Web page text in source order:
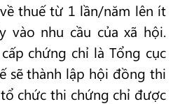
thuế từ 1 lần/năm lên ít
vào nhu cầu của xã hội.
chứng chỉ là Tổng cục
sẽ thành lập hội đồng thi
chức thi chứng chỉ được